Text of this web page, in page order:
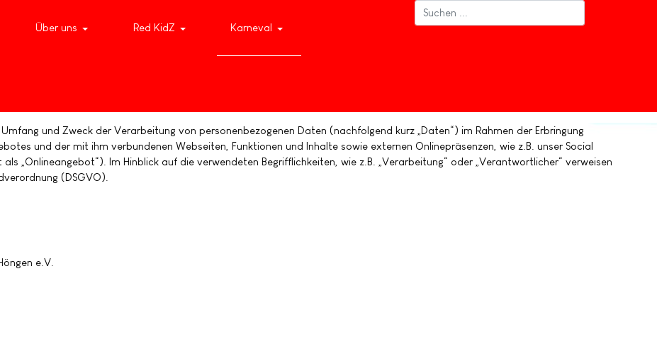
Über uns Red KidZ Karneval
und Zweck der Verarbeitung von personenbezogenen Daten (nachfolgend kurz „Daten“) im Rahmen der Erbringung
und der mit ihm verbundenen Webseiten, Funktionen und Inhalte sowie externen Onlinepräsenzen, wie z.B. unser Social
„Onlineangebot“). Im Hinblick auf die verwendeten Begrifflichkeiten, wie z.B. „Verarbeitung“ oder „Verantwortlicher“ verweisen
(DSGVO).
e.V.